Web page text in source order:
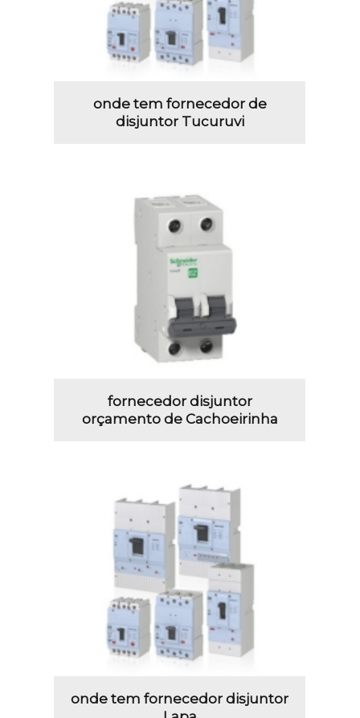
onde tem fornecedor de
disjuntor Tucuruvi
fornecedor disjuntor
orçamento de Cachoeirinha
onde tem fornecedor disjuntor